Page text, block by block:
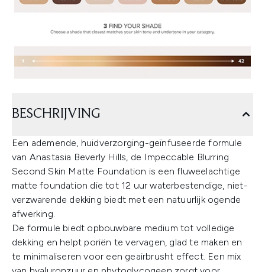
BESCHRIJVING
Een ademende, huidverzorging-geïnfuseerde formule
van Anastasia Beverly Hills, de Impeccable Blurring
Second Skin Matte Foundation is een fluweelachtige
matte foundation die tot 12 uur waterbestendige, niet-
verzwarende dekking biedt met een natuurlijk ogende
afwerking.
De formule biedt opbouwbare medium tot volledige
dekking en helpt poriën te vervagen, glad te maken en
te minimaliseren voor een geairbrusht effect. Een mix